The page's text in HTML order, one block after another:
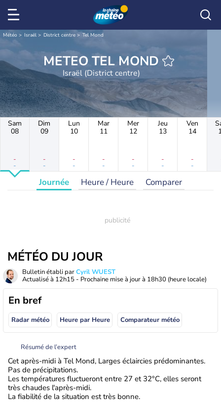
Météo Israël District centre Tel Mond
METEO TEL MOND
Israël (District centre)
Sam
08
-
-
Dim
09
-
-
Lun
10
-
-
Mar
11
-
-
Mer
12
-
-
Jeu
13
-
-
Ven
14
-
-
Journée Heure / Heure Comparer
MÉTÉO DU JOUR
Bulletin établi parCyril WUEST
Actualisé à 12h15 - Prochaine mise à jour à 18h30 (heure locale)
En bref
Radar météo Heure par Heure Comparateur météo
Résumé de l’expert
Cet après-midi à Tel Mond, Larges éclaircies prédominantes.
Pas de précipitations.
Les températures fluctueront entre 27 et 32°C, elles seront
très chaudes l'après-midi.
La fiabilité de la situation est très bonne.